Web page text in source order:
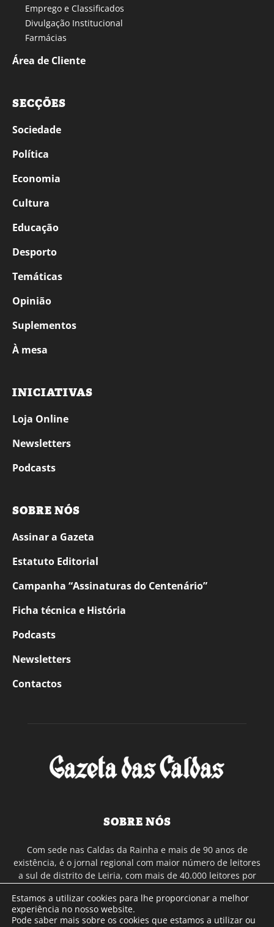
Emprego e Classificados
Divulgação Institucional
Farmácias
Área de Cliente
SECÇÕES
Sociedade
Política
Economia
Cultura
Educação
Desporto
Temáticas
Opinião
Suplementos
À mesa
INICIATIVAS
Loja Online
Newsletters
Podcasts
SOBRE NÓS
Assinar a Gazeta
Estatuto Editorial
Campanha “Assinaturas do Centenário”
Ficha técnica e História
Podcasts
Newsletters
Contactos
SOBRE NÓS
Com sede nas Caldas da Rainha e mais de 90 anos de
existência, é o jornal regional com maior número de leitores
a sul de distrito de Leiria, com mais de 40.000 leitores por
Continental e assinatura online.
Estamos a utilizar cookies para lhe proporcionar a melhor
experiência no nosso website.
Pode saber mais sobre os cookies que estamos a utilizar ou